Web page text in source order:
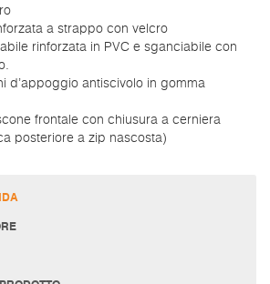
a strappo con velcro
rinforzata in PVC e sganciabile con
d’appoggio antiscivolo in gomma
frontale con chiusura a cerniera
posteriore a zip nascosta)